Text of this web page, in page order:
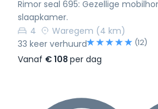
Rimor seal 695: Gezellige
slaapkamer.
4
Waregem (4 km)
33 keer verhuurd
(12)
Vanaf € 108 per dag